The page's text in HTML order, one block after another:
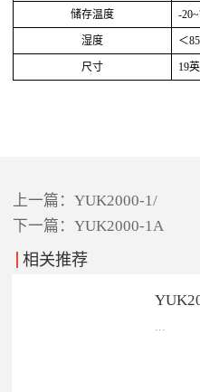
储存温度 -
湿度 ＜
尺寸 19
上一篇： YUK2000-1/
下一篇： YUK2000-1A
相关推荐